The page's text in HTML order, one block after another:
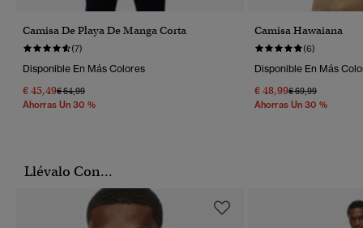
Camisa De Playa De Manga Corta
(7)
Disponible En Más Colores
€ 45,49Precio Rebajado De
€ 64,99A
Ahorras Un 30 %
Camisa Hawaiana
(6)
Disponible En Más
€ 48,99Precio Rebajado
€ 69,99A
Ahorras Un 30 %
Llévalo Con...